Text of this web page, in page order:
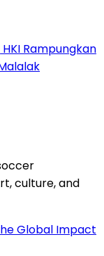
Rampungkan
Global Impact